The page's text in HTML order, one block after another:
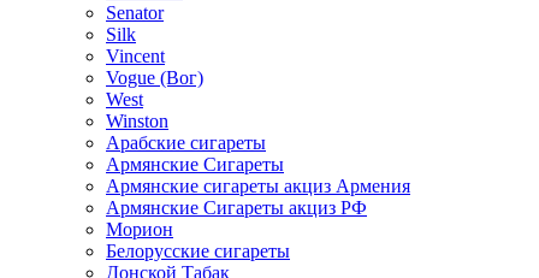
Senator
Silk
Vincent
Vogue (Вог)
West
Winston
Арабские сигареты
Армянские Сигареты
Армянские сигареты акциз Армения
Армянские Сигареты акциз РФ
Морион
Белорусские сигареты
Донской Табак